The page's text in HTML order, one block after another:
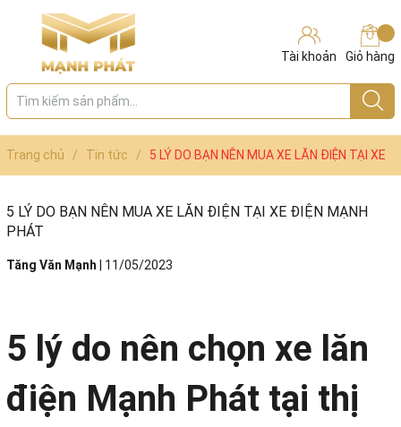
Tài khoản Giỏ hàng
Trang chủ / Tin tức /
5 LÝ DO BẠN NÊN MUA XE LĂN ĐIỆN TẠI XE
ĐIỆN MẠNH PHÁT
5 LÝ DO BẠN NÊN MUA XE LĂN ĐIỆN TẠI XE ĐIỆN MẠNH
PHÁT
Tăng Văn Mạnh 11/05/2023
5 lý do nên chọn xe lăn
điện Mạnh Phát tại thị